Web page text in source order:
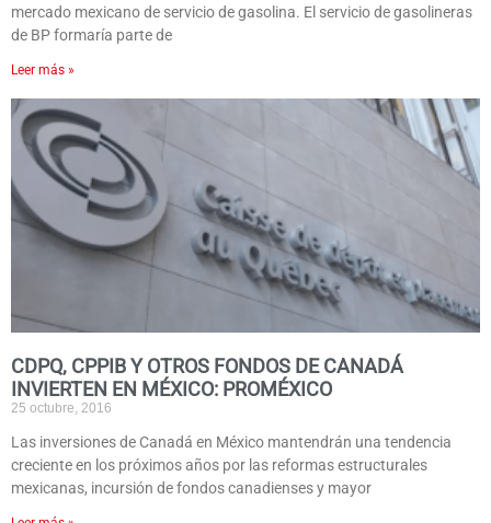
mercado mexicano de servicio de gasolina. El servicio de gasolineras
de BP formaría parte de
Leer más »
CDPQ, CPPIB Y OTROS FONDOS DE CANADÁ
INVIERTEN EN MÉXICO: PROMÉXICO
25 octubre, 2016
Las inversiones de Canadá en México mantendrán una tendencia
creciente en los próximos años por las reformas estructurales
mexicanas, incursión de fondos canadienses y mayor